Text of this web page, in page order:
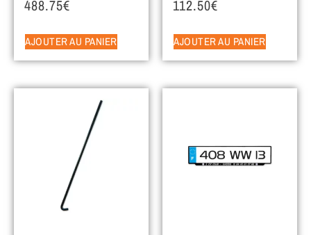
488.75€
AJOUTER AU PANIER
112.50€
AJOUTER AU PANIER